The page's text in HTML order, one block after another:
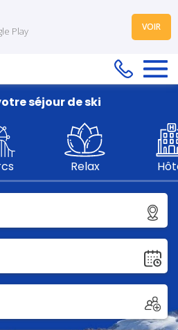
séjour de ski
Relax
Play VOIR